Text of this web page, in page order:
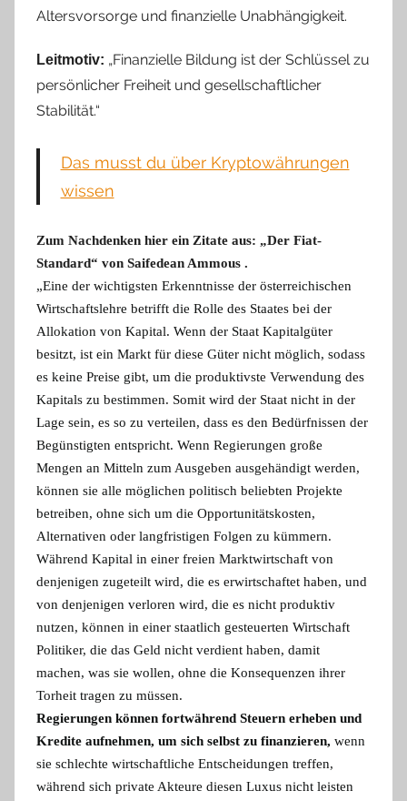
Altersvorsorge und finanzielle Unabhängigkeit.
Leitmotiv: „Finanzielle Bildung ist der Schlüssel zu
persönlicher Freiheit und gesellschaftlicher
Stabilität.“
Das musst du über Kryptowährungen
wissen
Zum Nachdenken hier ein Zitate aus: „Der Fiat-
Standard“ von Saifedean Ammous .
„Eine der wichtigsten Erkenntnisse der österreichischen
Wirtschaftslehre betrifft die Rolle des Staates bei der
Allokation von Kapital. Wenn der Staat Kapitalgüter
besitzt, ist ein Markt für diese Güter nicht möglich, sodass
es keine Preise gibt, um die produktivste Verwendung des
Kapitals zu bestimmen. Somit wird der Staat nicht in der
Lage sein, es so zu verteilen, dass es den Bedürfnissen der
Begünstigten entspricht. Wenn Regierungen große
Mengen an Mitteln zum Ausgeben ausgehändigt werden,
können sie alle möglichen politisch beliebten Projekte
betreiben, ohne sich um die Opportunitätskosten,
Alternativen oder langfristigen Folgen zu kümmern.
Während Kapital in einer freien Marktwirtschaft von
denjenigen zugeteilt wird, die es erwirtschaftet haben, und
von denjenigen verloren wird, die es nicht produktiv
nutzen, können in einer staatlich gesteuerten Wirtschaft
Politiker, die das Geld nicht verdient haben, damit
machen, was sie wollen, ohne die Konsequenzen ihrer
Torheit tragen zu müssen.
Regierungen können fortwährend Steuern erheben und
Kredite aufnehmen, um sich selbst zu finanzieren, wenn
sie schlechte wirtschaftliche Entscheidungen treffen,
während sich private Akteure diesen Luxus nicht leisten